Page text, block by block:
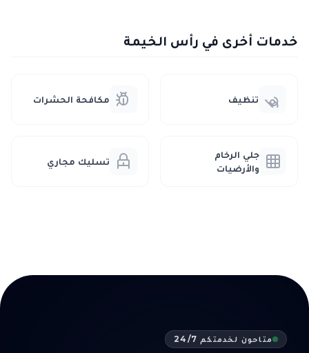
خدمات أخرى في رأس الخيمة
تنظيف مكافحة الحشرات
جلي الرخام
والأرضيات
تسليك مجاري
متاحون لخدمتكم 24/7